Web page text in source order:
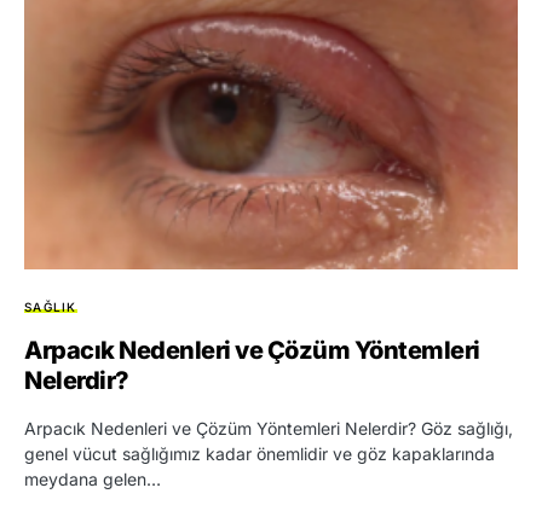
SAĞLIK
Arpacık Nedenleri ve Çözüm Yöntemleri
Nelerdir?
Arpacık Nedenleri ve Çözüm Yöntemleri Nelerdir? Göz sağlığı,
genel vücut sağlığımız kadar önemlidir ve göz kapaklarında
meydana gelen…